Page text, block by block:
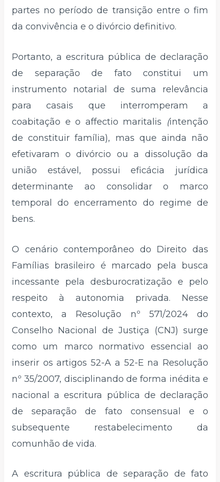
partes no período de transição entre o fim
da convivência e o divórcio definitivo.
Portanto, a escritura pública de declaração
de separação de fato constitui um
instrumento notarial de suma relevância
para casais que interromperam a
coabitação e o affectio maritalis (intenção
de constituir família), mas que ainda não
efetivaram o divórcio ou a dissolução da
união estável, possui eficácia jurídica
determinante ao consolidar o marco
temporal do encerramento do regime de
bens.
O cenário contemporâneo do Direito das
Famílias brasileiro é marcado pela busca
incessante pela desburocratização e pelo
respeito à autonomia privada. Nesse
contexto, a Resolução nº 571/2024 do
Conselho Nacional de Justiça (CNJ) surge
como um marco normativo essencial ao
inserir os artigos 52-A a 52-E na Resolução
nº 35/2007, disciplinando de forma inédita e
nacional a escritura pública de declaração
de separação de fato consensual e o
subsequente restabelecimento da
comunhão de vida.
A escritura pública de separação de fato